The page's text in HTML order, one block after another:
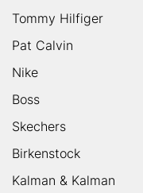
Tommy Hilfiger
Pat Calvin
Nike
Boss
Skechers
Birkenstock
Kalman & Kalman